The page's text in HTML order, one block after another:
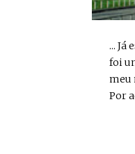
... Já
foi
meu
Por